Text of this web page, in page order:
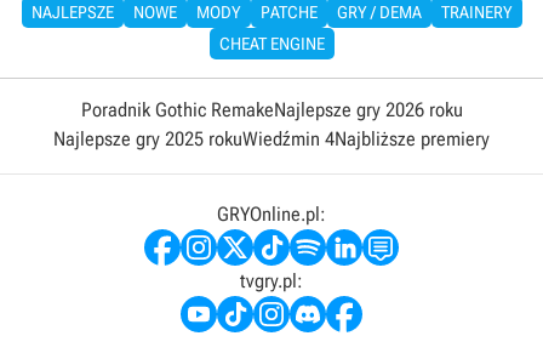
NAJLEPSZE NOWE MODY PATCHE GRY / DEMA
TRAINERY
CHEAT ENGINE
Poradnik Gothic RemakeNajlepsze gry 2026 roku
Najlepsze gry 2025 rokuWiedźmin 4Najbliższe premiery
GRYOnline.pl:
tvgry.pl: